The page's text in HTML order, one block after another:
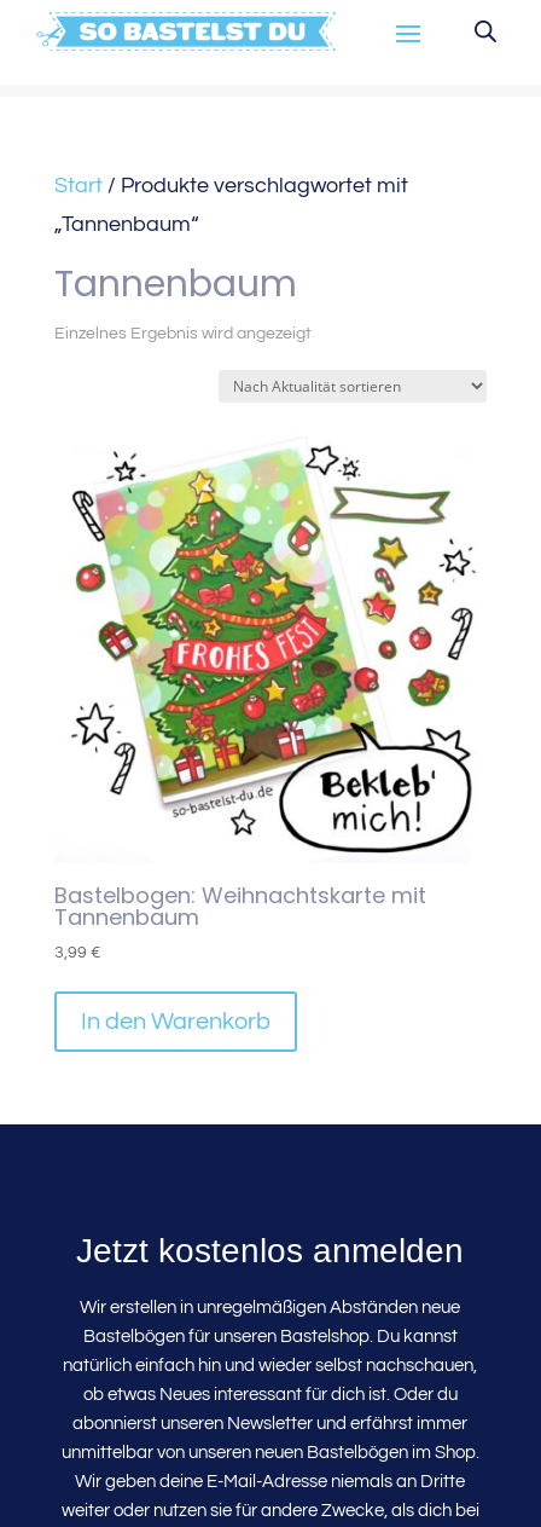
Start/ Produkte verschlagwortet mit
„Tannenbaum“
Tannenbaum
Einzelnes Ergebnis wird angezeigt
Bastelbogen: Weihnachtskarte mit
Tannenbaum
3,99 €
In den Warenkorb
Jetzt kostenlos anmelden
Wir erstellen in unregelmäßigen Abständen neue
Bastelbögen für unseren Bastelshop. Du kannst
natürlich einfach hin und wieder selbst nachschauen,
ob etwas Neues interessant für dich ist. Oder du
abonnierst unseren Newsletter und erfährst immer
unmittelbar von unseren neuen Bastelbögen im Shop.
Wir geben deine E-Mail-Adresse niemals an Dritte
weiter oder nutzen sie für andere Zwecke, als dich bei